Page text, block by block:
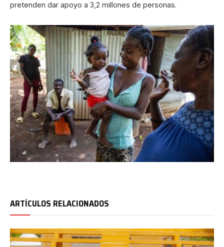
pretenden dar apoyo a 3,2 millones de personas.
ARTÍCULOS RELACIONADOS